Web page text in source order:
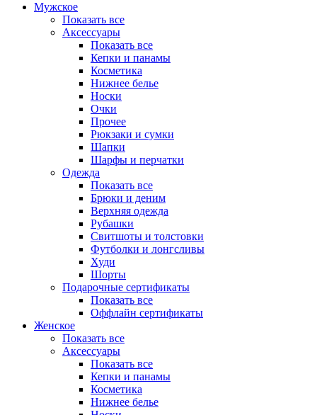
Мужское
Показать все
Аксессуары
Показать все
Кепки и панамы
Косметика
Нижнее белье
Носки
Очки
Прочее
Рюкзаки и сумки
Шапки
Шарфы и перчатки
Одежда
Показать все
Брюки и деним
Верхняя одежда
Рубашки
Свитшоты и толстовки
Футболки и лонгсливы
Худи
Шорты
Подарочные сертификаты
Показать все
Оффлайн сертификаты
Женское
Показать все
Аксессуары
Показать все
Кепки и панамы
Косметика
Нижнее белье